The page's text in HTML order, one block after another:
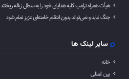
هیأت همراه ترامپ کلیه هدایای خود را به سطل زباله ریختند
جنگ نباید و نمی‌تواند بدون انتقام خامنه‌ای عزیز تمام شود
سایر لینک ها
خانه
بین المللی